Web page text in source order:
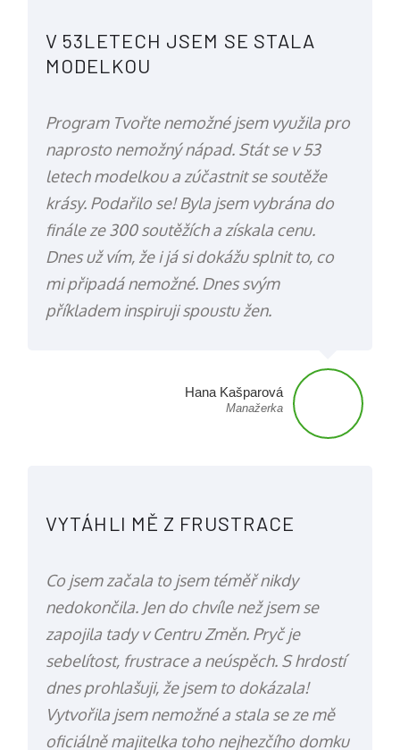
V 53LETECH JSEM SE STALA
MODELKOU
Program Tvořte nemožné jsem využila pro
naprosto nemožný nápad. Stát se v 53
letech modelkou a zúčastnit se soutěže
krásy. Podařilo se! Byla jsem vybrána do
finále ze 300 soutěžích a získala cenu.
Dnes už vím, že i já si dokážu splnit to, co
mi připadá nemožné. Dnes svým
příkladem inspiruji spoustu žen.
Hana Kašparová
Manažerka
VYTÁHLI MĚ Z FRUSTRACE
Co jsem začala to jsem téměř nikdy
nedokončila. Jen do chvíle než jsem se
zapojila tady v Centru Změn. Pryč je
sebelítost, frustrace a neúspěch. S hrdostí
dnes prohlašuji, že jsem to dokázala!
Vytvořila jsem nemožné a stala se ze mě
oficiálně majitelka toho nejhezčího domku